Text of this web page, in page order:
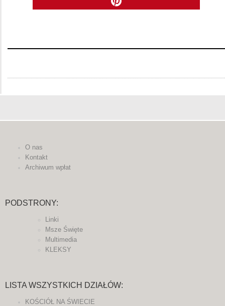
O nas
Kontakt
Archiwum wpłat
PODSTRONY:
Linki
Msze Święte
Multimedia
KLEKSY
LISTA WSZYSTKICH DZIAŁÓW:
KOŚCIÓŁ NA ŚWIECIE